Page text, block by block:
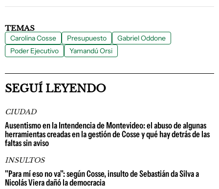
TEMAS
Carolina Cosse Presupuesto
Gabriel Oddone
Poder Ejecutivo
Yamandú Orsi
SEGUÍ LEYENDO
CIUDAD
Ausentismo en la Intendencia de Montevideo: el abuso de algunas
herramientas creadas en la gestión de Cosse y qué hay detrás de las
faltas sin aviso
INSULTOS
"Para mí eso no va": según Cosse, insulto de Sebastián da Silva a
Nicolás Viera dañó la democracia